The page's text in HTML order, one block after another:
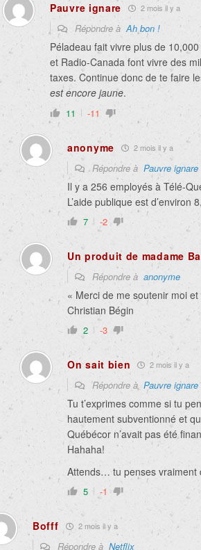
Pauvre ignare 2 mois il y a
Répondre àAh bon !
Péladeau fait vivre plus de
et Radio-Canada font vivre des
taxes. Continue donc de te faire
est encore jaune.
11 -11
anonyme 2 mois il y a
Répondre à Pauvre ignare
Il y a 256 employés à Télé-
L’aide publique est d’environ
7 -2
Un produit de madame
Répondre à anonyme
« Merci de me soutenir moi
Christian Bégin
2 -3
On sait bien 2 mois il y a
Répondre à Pauvre ignare
Tu t’exprimes comme si tu
hautement subventionné et
Québécor n’avait pas été
Hahaha!
Attends… tu penses vraiment
5 -1
Bofff 2 mois il y a
Répondre à Netflix